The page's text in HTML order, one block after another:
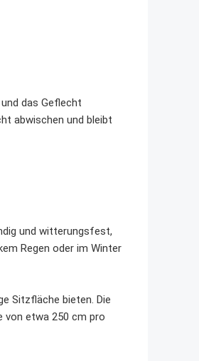
das Geflecht
abwischen und bleibt
und witterungsfest,
Regen oder im Winter
Sitzfläche bieten. Die
von etwa 250 cm pro